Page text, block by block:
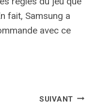
fait, Samsung a
avec ce
SUIVANT